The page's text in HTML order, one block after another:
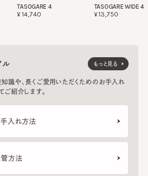
TASOGARE 4
¥14,740
TASOGARE WIDE 4
¥13,750
ル
識や、長くご愛用いただくためのお手入れ
ご紹介します。
手入れ方法
方法
もっと見る